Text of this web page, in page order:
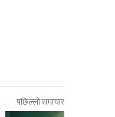
पछिल्लो समाचार